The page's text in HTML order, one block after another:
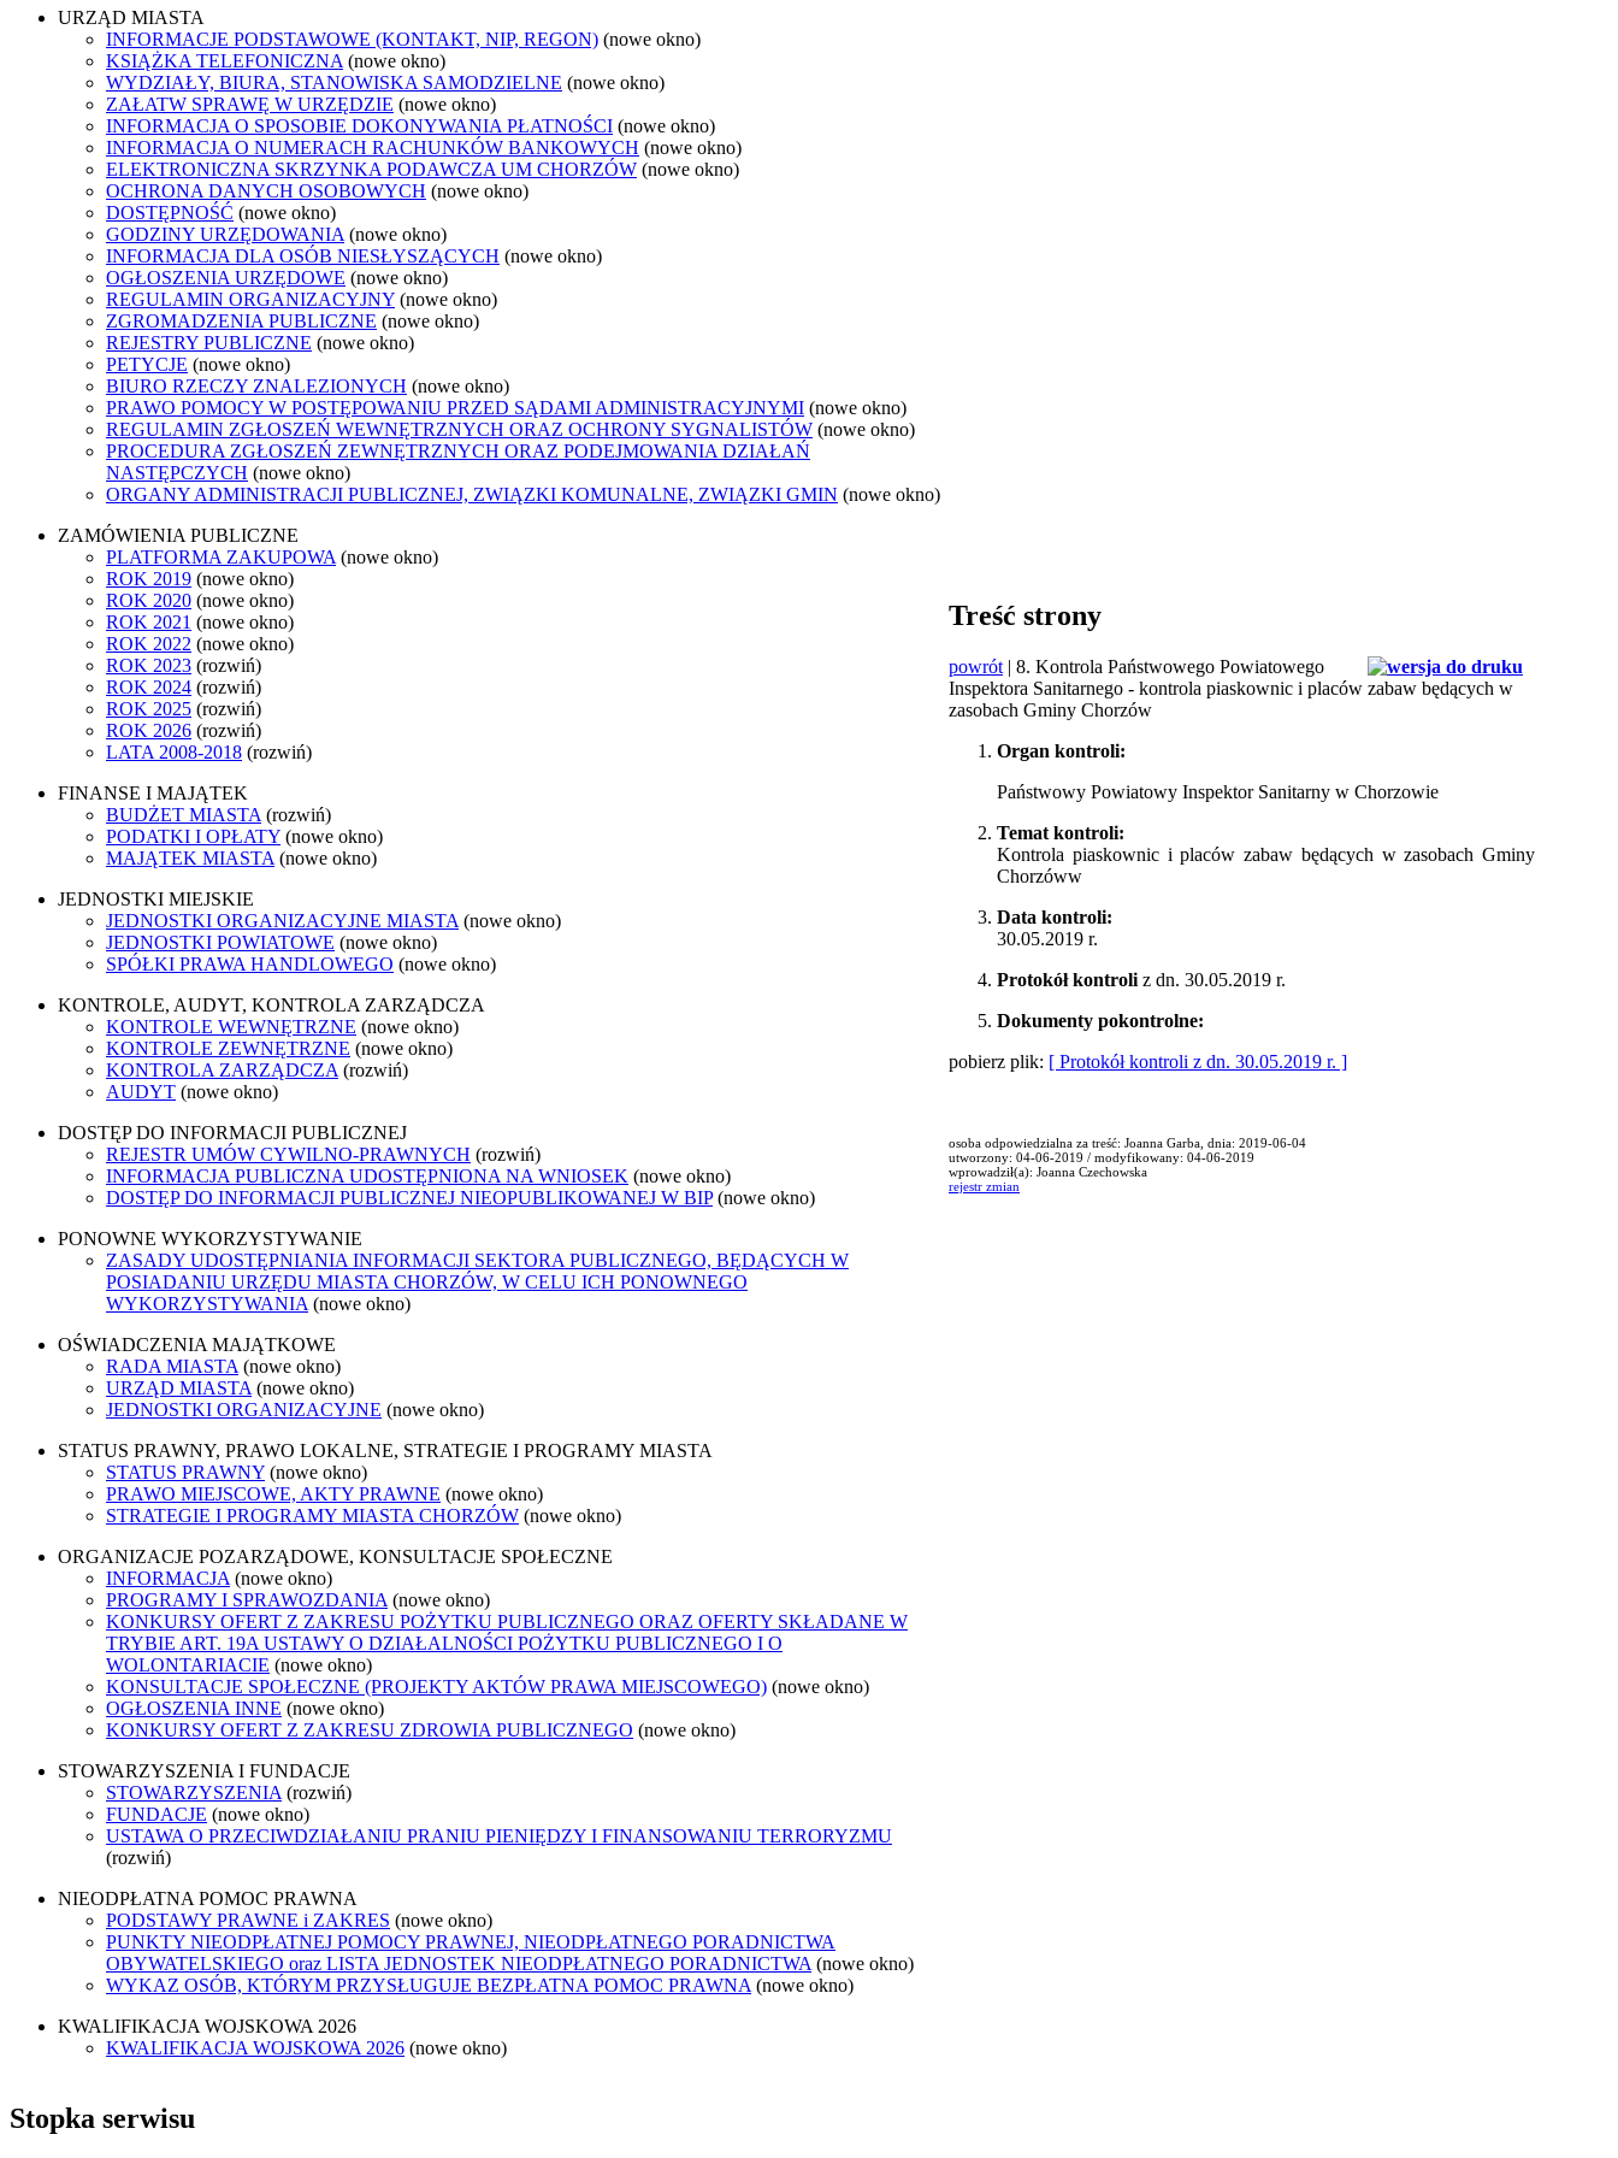
URZĄD MIASTA
INFORMACJE PODSTAWOWE (KONTAKT, NIP, REGON) (nowe okno)
KSIĄŻKA TELEFONICZNA (nowe okno)
WYDZIAŁY, BIURA, STANOWISKA SAMODZIELNE (nowe okno)
ZAŁATW SPRAWĘ W URZĘDZIE (nowe okno)
INFORMACJA O SPOSOBIE DOKONYWANIA PŁATNOŚCI (nowe okno)
INFORMACJA O NUMERACH RACHUNKÓW BANKOWYCH (nowe okno)
ELEKTRONICZNA SKRZYNKA PODAWCZA UM CHORZÓW (nowe okno)
OCHRONA DANYCH OSOBOWYCH (nowe okno)
DOSTĘPNOŚĆ (nowe okno)
GODZINY URZĘDOWANIA (nowe okno)
INFORMACJA DLA OSÓB NIESŁYSZĄCYCH (nowe okno)
OGŁOSZENIA URZĘDOWE (nowe okno)
REGULAMIN ORGANIZACYJNY (nowe okno)
ZGROMADZENIA PUBLICZNE (nowe okno)
REJESTRY PUBLICZNE (nowe okno)
PETYCJE (nowe okno)
BIURO RZECZY ZNALEZIONYCH (nowe okno)
PRAWO POMOCY W POSTĘPOWANIU PRZED SĄDAMI ADMINISTRACYJNYMI (nowe okno)
REGULAMIN ZGŁOSZEŃ WEWNĘTRZNYCH ORAZ OCHRONY SYGNALISTÓW (nowe okno)
PROCEDURA ZGŁOSZEŃ ZEWNĘTRZNYCH ORAZ PODEJMOWANIA DZIAŁAŃ
NASTĘPCZYCH (nowe okno)
ORGANY ADMINISTRACJI PUBLICZNEJ, ZWIĄZKI KOMUNALNE, ZWIĄZKI GMIN (nowe okno)
ZAMÓWIENIA PUBLICZNE
PLATFORMA ZAKUPOWA (nowe okno)
ROK 2019 (nowe okno)
ROK 2020 (nowe okno)
ROK 2021 (nowe okno)
ROK 2022 (nowe okno)
ROK 2023 (rozwiń)
ROK 2024 (rozwiń)
ROK 2025 (rozwiń)
ROK 2026 (rozwiń)
LATA 2008-2018 (rozwiń)
FINANSE I MAJĄTEK
BUDŻET MIASTA (rozwiń)
PODATKI I OPŁATY (nowe okno)
MAJĄTEK MIASTA (nowe okno)
JEDNOSTKI MIEJSKIE
JEDNOSTKI ORGANIZACYJNE MIASTA (nowe okno)
JEDNOSTKI POWIATOWE (nowe okno)
SPÓŁKI PRAWA HANDLOWEGO (nowe okno)
KONTROLE, AUDYT, KONTROLA ZARZĄDCZA
KONTROLE WEWNĘTRZNE (nowe okno)
KONTROLE ZEWNĘTRZNE (nowe okno)
KONTROLA ZARZĄDCZA (rozwiń)
AUDYT (nowe okno)
DOSTĘP DO INFORMACJI PUBLICZNEJ
REJESTR UMÓW CYWILNO-PRAWNYCH (rozwiń)
INFORMACJA PUBLICZNA UDOSTĘPNIONA NA WNIOSEK (nowe okno)
DOSTĘP DO INFORMACJI PUBLICZNEJ NIEOPUBLIKOWANEJ W BIP (nowe okno)
PONOWNE WYKORZYSTYWANIE
ZASADY UDOSTĘPNIANIA INFORMACJI SEKTORA PUBLICZNEGO, BĘDĄCYCH W
POSIADANIU URZĘDU MIASTA CHORZÓW, W CELU ICH PONOWNEGO
WYKORZYSTYWANIA (nowe okno)
OŚWIADCZENIA MAJĄTKOWE
RADA MIASTA (nowe okno)
URZĄD MIASTA (nowe okno)
JEDNOSTKI ORGANIZACYJNE (nowe okno)
STATUS PRAWNY, PRAWO LOKALNE, STRATEGIE I PROGRAMY MIASTA
STATUS PRAWNY (nowe okno)
PRAWO MIEJSCOWE, AKTY PRAWNE (nowe okno)
STRATEGIE I PROGRAMY MIASTA CHORZÓW (nowe okno)
ORGANIZACJE POZARZĄDOWE, KONSULTACJE SPOŁECZNE
INFORMACJA (nowe okno)
PROGRAMY I SPRAWOZDANIA (nowe okno)
KONKURSY OFERT Z ZAKRESU POŻYTKU PUBLICZNEGO ORAZ OFERTY SKŁADANE W
TRYBIE ART. 19A USTAWY O DZIAŁALNOŚCI POŻYTKU PUBLICZNEGO I O
WOLONTARIACIE (nowe okno)
KONSULTACJE SPOŁECZNE (PROJEKTY AKTÓW PRAWA MIEJSCOWEGO) (nowe okno)
OGŁOSZENIA INNE (nowe okno)
KONKURSY OFERT Z ZAKRESU ZDROWIA PUBLICZNEGO (nowe okno)
STOWARZYSZENIA I FUNDACJE
STOWARZYSZENIA (rozwiń)
FUNDACJE (nowe okno)
USTAWA O PRZECIWDZIAŁANIU PRANIU PIENIĘDZY I FINANSOWANIU TERRORYZMU
(rozwiń)
NIEODPŁATNA POMOC PRAWNA
PODSTAWY PRAWNE i ZAKRES (nowe okno)
PUNKTY NIEODPŁATNEJ POMOCY PRAWNEJ, NIEODPŁATNEGO PORADNICTWA
OBYWATELSKIEGO oraz LISTA JEDNOSTEK NIEODPŁATNEGO PORADNICTWA (nowe okno)
WYKAZ OSÓB, KTÓRYM PRZYSŁUGUJE BEZPŁATNA POMOC PRAWNA (nowe okno)
KWALIFIKACJA WOJSKOWA 2026
KWALIFIKACJA WOJSKOWA 2026 (nowe okno)
Treść strony
powrót | 8. Kontrola Państwowego Powiatowego
Inspektora Sanitarnego - kontrola piaskownic i placów zabaw będących w
zasobach Gminy Chorzów
Organ kontroli:
Państwowy Powiatowy Inspektor Sanitarny w Chorzowie
Temat kontroli:
Kontrola piaskownic i placów zabaw będących w zasobach Gminy
Chorzóww
Data kontroli:
30.05.2019 r.
Protokół kontroli z dn. 30.05.2019 r.
Dokumenty pokontrolne:
pobierz plik: [ Protokół kontroli z dn. 30.05.2019 r. ]
osoba odpowiedzialna za treść: Joanna Garba, dnia: 2019-06-04
utworzony: 04-06-2019 / modyfikowany: 04-06-2019
wprowadził(a): Joanna Czechowska
rejestr zmian
Stopka serwisu